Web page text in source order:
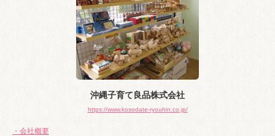
沖縄子育て良品株式会社
https://www.kosodate-ryouhin.co.jp/
・会社概要